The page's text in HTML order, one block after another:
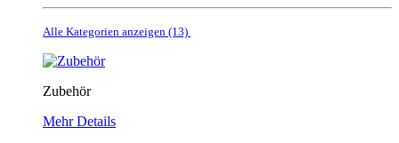
Alle Kategorien anzeigen (13)
Zubehör
Mehr Details